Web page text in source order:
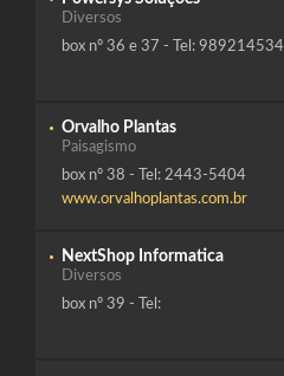
Diversos
box nº 36 e 37 - Tel: 989214534
Orvalho Plantas
Paisagismo
box nº 38 - Tel: 2443-5404
www.orvalhoplantas.com.br
NextShop Informatica
Diversos
box nº 39 - Tel: